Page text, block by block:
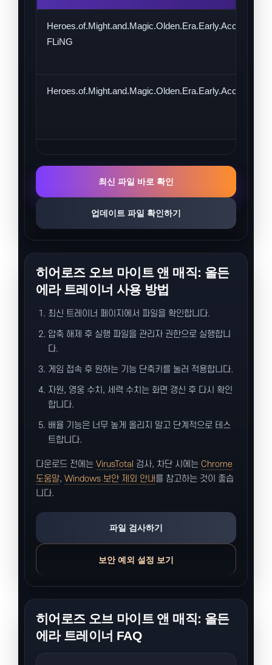
FLiNG
최신 파일 바로 확인
업데이트 파일 확인하기
히어로즈 오브 마이트 앤 매직: 올든
에라 트레이너 사용 방법
최신 트레이너 페이지에서 파일을 확인합니다.
압축 해제 후 실행 파일을 관리자 권한으로 실행합니
다.
게임 접속 후 원하는 기능 단축키를 눌러 적용합니다.
자원, 영웅 수치, 세력 수치는 화면 갱신 후 다시 확인
합니다.
배율 기능은 너무 높게 올리지 말고 단계적으로 테스
트합니다.
다운로드 전에는 VirusTotal 검사, 차단 시에는 Chrome
도움말, Windows 보안 제외 안내를 참고하는 것이 좋습
니다.
파일 검사하기
보안 예외 설정 보기
히어로즈 오브 마이트 앤 매직: 올든
에라 트레이너 FAQ